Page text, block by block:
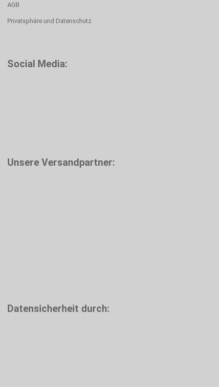
AGB
Privatsphäre und Datenschutz
Social Media:
Unsere Versandpartner:
Datensicherheit durch: